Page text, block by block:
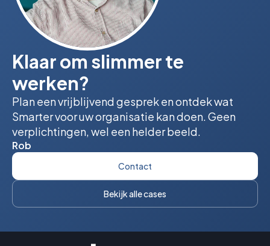
Klaar om slimmer te
werken?
Plan een vrijblijvend gesprek en ontdek wat
Smarter voor uw organisatie kan doen. Geen
verplichtingen, wel een helder beeld.
Rob
Contact
Bekijk alle cases